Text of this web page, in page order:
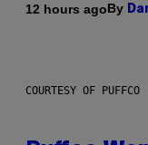
12 hours agoBy
COURTESY OF PUFFCO